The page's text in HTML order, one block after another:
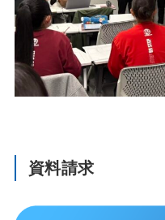
資料請求